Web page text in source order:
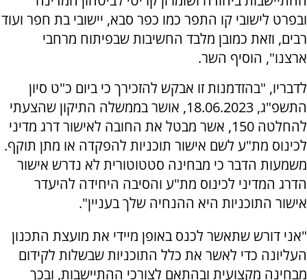
ובפרט לישובי קו התפר כמו כפר סבא, יישובי בת חפר ועוד
רבים, וזאת כמובן מלבד החשיבות שבפיתוח מרחבי
ארצנו", הוסיף השר.
לדבריו, "בהזדמנות זו אבקש להזכירך כי ביום כ"ט סיון
התשפ"ג, 18.06.2023, אושר בממשלה התיקון שהצעתי
להחלטה 150, אשר מבטל את החובה לאישור דרג מדיני
לכינוס מת"ע לשם אישור תוכניות להפקדה או מתן תוקף.
משמעות הדבר כי מבחינה סטטוטורית לא נדרש אישור
הדרג המדיני לכינוס מת"ע והסיבה היחידה להיעדר
אישור התוכניות היא ההנחיה שלך בעניין".
"אני דורש שתאשר לכנס באופן מיידי את מועצת התכנון
העליונה כדי לאשר את כלל התוכניות שבשלות לקידום
מבחינה מקצועית ובהתאם לצורכי ההתיישבות, ובכך